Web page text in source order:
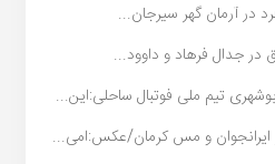
در آرمان گهر سیرجان...
در جدال فرهاد و داوود...
تیم ملی فوتبال ساحلی:این...